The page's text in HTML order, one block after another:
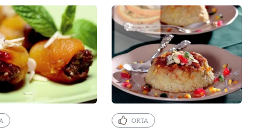
ORTA